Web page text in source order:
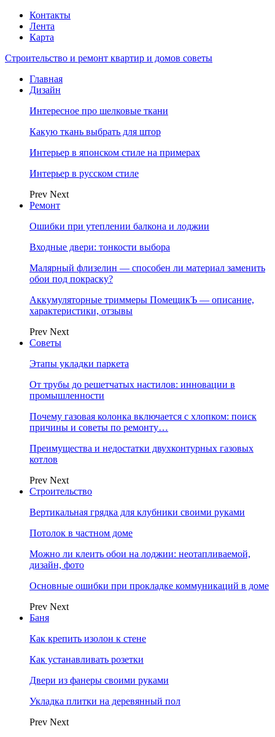
Контакты
Лента
Карта
Строительство и ремонт квартир и домов советы
Главная
Дизайн
Интересное про шелковые ткани
Какую ткань выбрать для штор
Интерьер в японском стиле на примерах
Интерьер в русском стиле
Prev Next
Ремонт
Ошибки при утеплении балкона и лоджии
Входные двери: тонкости выбора
Малярный флизелин — способен ли материал заменить
обои под покраску?
Аккумуляторные триммеры ПомещикЪ — описание,
характеристики, отзывы
Prev Next
Советы
Этапы укладки паркета
От трубы до решетчатых настилов: инновации в
промышленности
Почему газовая колонка включается с хлопком: поиск
причины и советы по ремонту…
Преимущества и недостатки двухконтурных газовых
котлов
Prev Next
Строительство
Вертикальная грядка для клубники своими руками
Потолок в частном доме
Можно ли клеить обои на лоджии: неотапливаемой,
дизайн, фото
Основные ошибки при прокладке коммуникаций в доме
Prev Next
Баня
Как крепить изолон к стене
Как устанавливать розетки
Двери из фанеры своими руками
Укладка плитки на деревянный пол
Prev Next